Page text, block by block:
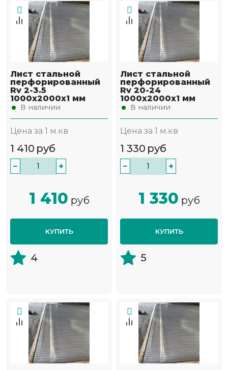
Лист стальной
перфорированный
Rv 2-3.5
1000х2000х1 мм
В наличии
Цена за 1 м.кв
1 410 руб
− +
1 410 руб
КУПИТЬ
4
Лист стальной
перфорированный
Rv 20-24
1000х2000х1 мм
В наличии
Цена за 1 м.кв
1 330 руб
− +
1 330 руб
КУПИТЬ
5